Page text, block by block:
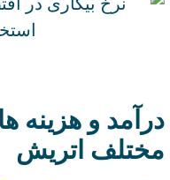
درآمد و هزینه
مختلف اتریش